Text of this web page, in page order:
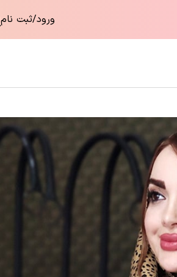
ورود/ثبت نام